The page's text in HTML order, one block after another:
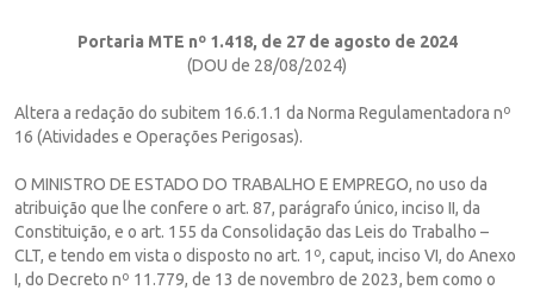
Portaria MTE nº 1.418, de 27 de agosto de 2024
(DOU de 28/08/2024)
Altera a redação do subitem 16.6.1.1 da Norma Regulamentadora nº
16 (Atividades e Operações Perigosas).
O MINISTRO DE ESTADO DO TRABALHO E EMPREGO, no uso da
atribuição que lhe confere o art. 87, parágrafo único, inciso II, da
Constituição, e o art. 155 da Consolidação das Leis do Trabalho –
CLT, e tendo em vista o disposto no art. 1º, caput, inciso VI, do Anexo
I, do Decreto nº 11.779, de 13 de novembro de 2023, bem como o